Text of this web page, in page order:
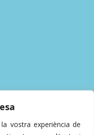
vostra experiència de